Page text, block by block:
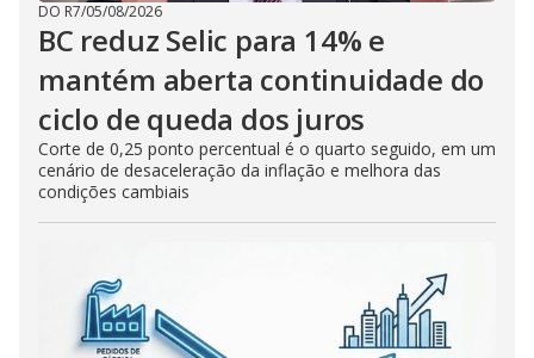
DO R7/05/08/2026
BC reduz Selic para 14% e
mantém aberta continuidade do
ciclo de queda dos juros
Corte de 0,25 ponto percentual é o quarto seguido, em um
cenário de desaceleração da inflação e melhora das
condições cambiais